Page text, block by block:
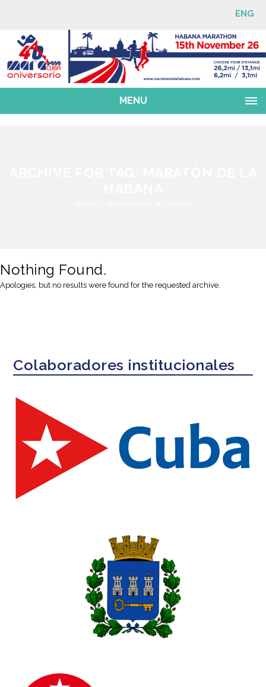
ENG
MENU
Nothing Found.
Apologies, but no results were found for the requested archive.
Colaboradores institucionales